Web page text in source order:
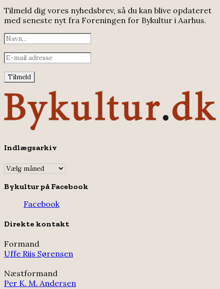
Tilmeld dig vores nyhedsbrev, så du kan blive opdateret
med seneste nyt fra Foreningen for Bykultur i Aarhus.
Indlægsarkiv
Indlægsarkiv
Bykultur på Facebook
Facebook
Direkte kontakt
Formand
Uffe Riis Sørensen
Næstformand
Per K. M. Andersen